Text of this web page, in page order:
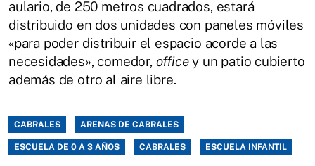
aulario, de 250 metros cuadrados, estará
distribuido en dos unidades con paneles móviles
«para poder distribuir el espacio acorde a las
necesidades», comedor, officey un patio cubierto
además de otro al aire libre.
CABRALES ARENAS DE CABRALES
ESCUELA DE 0 A 3 AÑOS CABRALES ESCUELA INFANTIL